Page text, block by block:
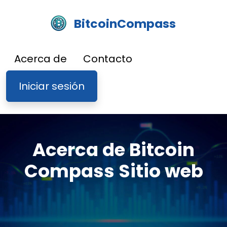
BitcoinCompass
Acerca de
Contacto
Iniciar sesión
Acerca de Bitcoin
Compass Sitio web